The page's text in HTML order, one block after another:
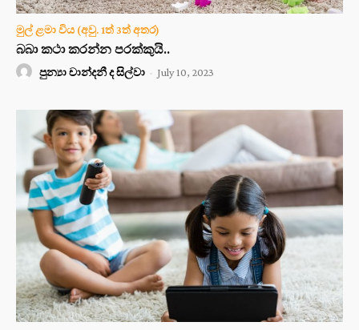
මුල් ළමා විය (අවු. 1ත් 3ත් අතර)
බබා කථා කරන්න පරක්කුයි..
පුන්‍යා චාන්දනී ද සිල්වා - July 10, 2023